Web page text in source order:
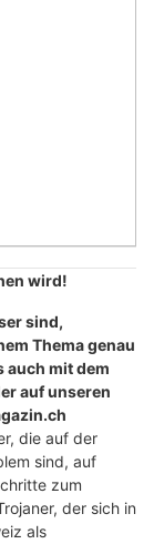
wird!
sind,
Thema genau
auch mit dem
auf unseren
die auf der
sind, auf
zum
der sich in
als